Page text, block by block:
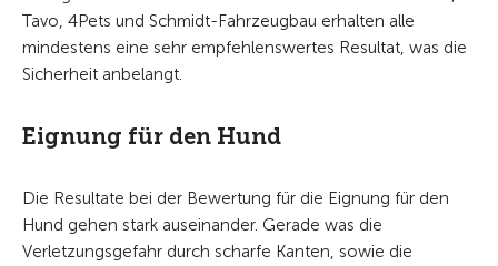
Tavo, 4Pets und Schmidt-Fahrzeugbau erhalten alle
mindestens eine sehr empfehlenswertes Resultat, was die
Sicherheit anbelangt.
Eignung für den Hund
Die Resultate bei der Bewertung für die Eignung für den
Hund gehen stark auseinander. Gerade was die
Verletzungsgefahr durch scharfe Kanten, sowie die